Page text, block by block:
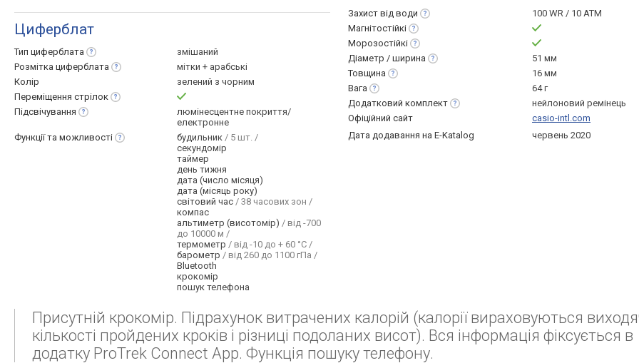
Циферблат
Тип циферблата
змішаний
Розмітка циферблата
мітки + арабські
Колір
зелений з чорним
Переміщення стрілок
Підсвічування
люмінесцентне покриття/
електронне
Функції та можливості будильник / 5 шт. /
секундомір
таймер
день тижня
дата (число місяця)
дата (місяць року)
світовий час / 38 часових зон /
компас
альтиметр (висотомір) / від -700
до 10000 м /
термометр / від -10 до + 60 °C /
барометр / від 260 до 1100 гПа /
Bluetooth
крокомір
пошук телефона
Захист від води
100 WR / 10 ATM
Магнітостійкі
Морозостійкі
Діаметр / ширина
51 мм
Товщина
16 мм
Вага
64 г
Додатковий комплект
нейлоновий ремінець
Офіційний сайт
casio-intl.com
Дата додавання на E-Katalog
червень 2020
Присутній крокомір. Підрахунок витрачених калорій (калорії вираховуються
кількості пройдених кроків і різниці подоланих висот). Вся інформація фіксується в
додатку ProTrek Connect App. Функція пошуку телефону.